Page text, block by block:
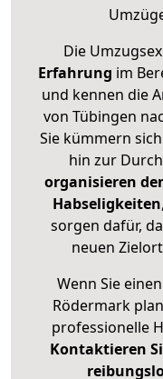
Die
Erfahrung im
und kennen die
von Tübingen
Sie kümmern
hin zur
organisieren
Habseligkeiten
sorgen dafür,
neuen
Wenn Sie
Rödermark
professionelle
Kontaktieren